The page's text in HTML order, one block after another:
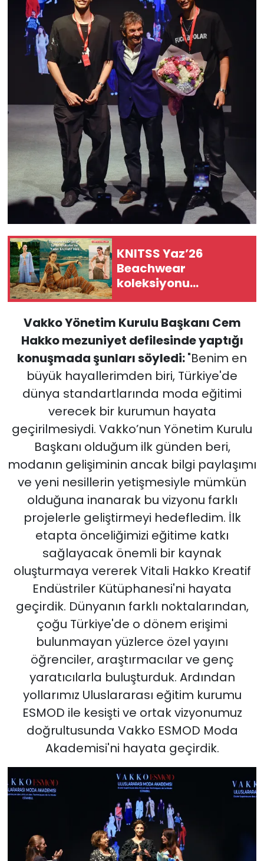
KNITSS Yaz’26
Beachwear
koleksiyonu...
Vakko Yönetim Kurulu Başkanı Cem
Hakko mezuniyet defilesinde yaptığı
konuşmada şunları söyledi:"Benim en
büyük hayallerimden biri, Türkiye'de
dünya standartlarında moda eğitimi
verecek bir kurumun hayata
geçirilmesiydi. Vakko’nun Yönetim Kurulu
Başkanı olduğum ilk günden beri,
modanın gelişiminin ancak bilgi paylaşımı
ve yeni nesillerin yetişmesiyle mümkün
olduğuna inanarak bu vizyonu farklı
projelerle geliştirmeyi hedefledim. İlk
etapta önceliğimizi eğitime katkı
sağlayacak önemli bir kaynak
oluşturmaya vererek Vitali Hakko Kreatif
Endüstriler Kütüphanesi'ni hayata
geçirdik. Dünyanın farklı noktalarından,
çoğu Türkiye'de o dönem erişimi
bulunmayan yüzlerce özel yayını
öğrenciler, araştırmacılar ve genç
yaratıcılarla buluşturduk. Ardından
yollarımız Uluslararası eğitim kurumu
ESMOD ile kesişti ve ortak vizyonumuz
doğrultusunda Vakko ESMOD Moda
Akademisi'ni hayata geçirdik.